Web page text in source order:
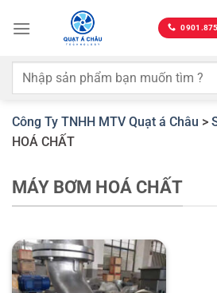
qua
dung
Công Ty TNHH MTV Quạt á Châu >
HOÁ CHẤT
MÁY BƠM HOÁ CHẤT